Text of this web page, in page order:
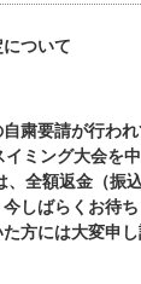
ついて
粛要請が行わ
ミング大会を
全額返金（振
しばらくお待ち
方には大変申し